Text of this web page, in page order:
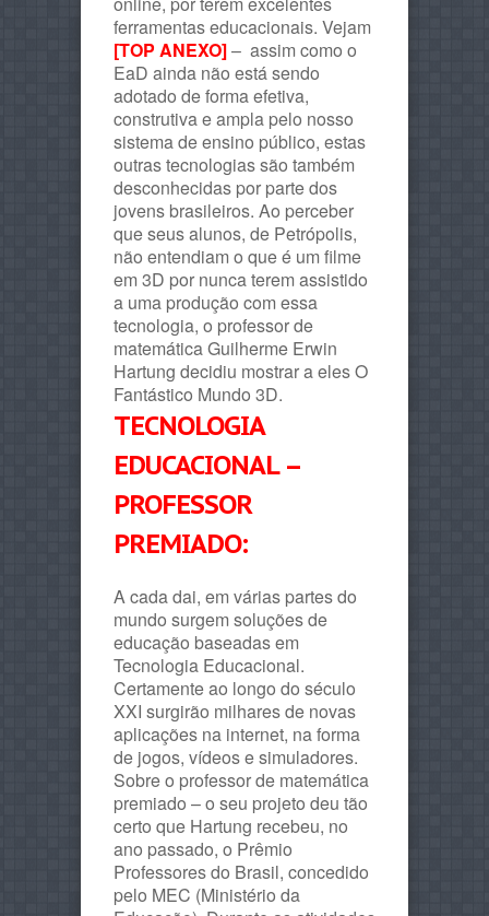
ferramentas educacionais. Vejam
[TOP ANEXO]– assim como o
EaD ainda não está sendo
adotado de forma efetiva,
construtiva e ampla pelo nosso
sistema de ensino público, estas
outras tecnologias são também
desconhecidas por parte dos
jovens brasileiros. Ao perceber
que seus alunos, de Petrópolis,
não entendiam o que é um filme
em 3D por nunca terem assistido
a uma produção com essa
tecnologia, o professor de
matemática Guilherme Erwin
Hartung decidiu mostrar a eles O
Fantástico Mundo 3D.
TECNOLOGIA
EDUCACIONAL –
PROFESSOR
PREMIADO:
A cada dai, em várias partes do
mundo surgem soluções de
educação baseadas em
Tecnologia Educacional.
Certamente ao longo do século
XXI surgirão milhares de novas
aplicações na internet, na forma
de jogos, vídeos e simuladores.
Sobre o professor de matemática
premiado – o seu projeto deu tão
certo que Hartung recebeu, no
ano passado, o Prêmio
Professores do Brasil, concedido
pelo MEC (Ministério da